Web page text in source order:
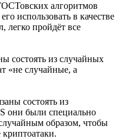
алгоритмов
использовать в качестве
легко пройдёт все
состоять из случайных
«не случайные, а
состоять из
они были специально
образом, чтобы